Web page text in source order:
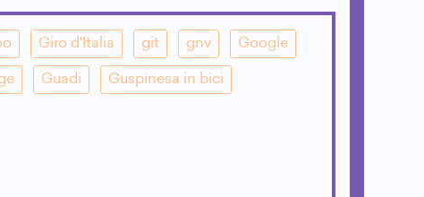
Giro d'Italia git gnv Google
Guadi Guspinesa in bici